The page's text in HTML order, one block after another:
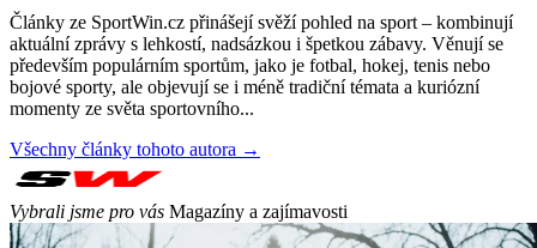
Články ze SportWin.cz přinášejí svěží pohled na sport – kombinují
aktuální zprávy s lehkostí, nadsázkou i špetkou zábavy. Věnují se
především populárním sportům, jako je fotbal, hokej, tenis nebo
bojové sporty, ale objevují se i méně tradiční témata a kuriózní
momenty ze světa sportovního...
Všechny články tohoto autora →
Vybrali jsme pro vás Magazíny a zajímavosti